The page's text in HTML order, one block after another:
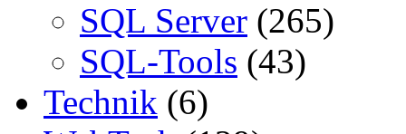
SQL Server (265)
SQL-Tools (43)
Technik (6)